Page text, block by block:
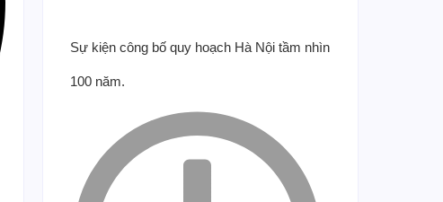
Sự kiện công bố quy hoạch Hà Nội tầm nhìn
100 năm.